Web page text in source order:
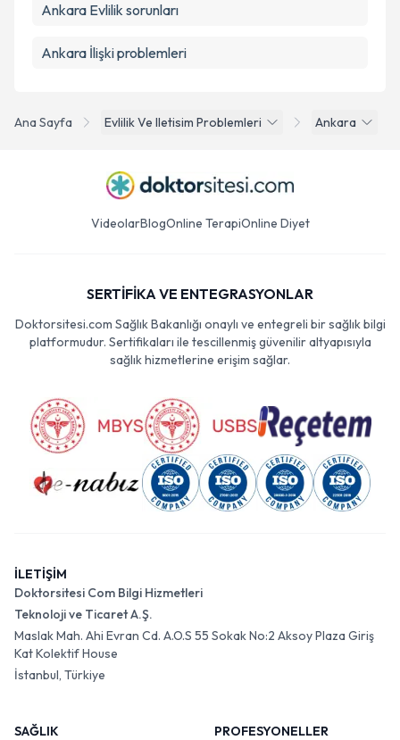
Ana Sayfa Evlilik Ve Iletisim Problemleri Ankara
Ankara Evlilik sorunları
Ankara İlişki problemleri
VideolarBlogOnline TerapiOnline Diyet
SERTİFİKA VE ENTEGRASYONLAR
Doktorsitesi.com Sağlık Bakanlığı onaylı ve entegreli bir sağlık bilgi
platformudur. Sertifikaları ile tescillenmiş güvenilir altyapısıyla
sağlık hizmetlerine erişim sağlar.
İLETİŞİM
Doktorsitesi Com Bilgi Hizmetleri
Teknoloji ve Ticaret A.Ş.
Maslak Mah. Ahi Evran Cd. A.O.S 55 Sokak No:2 Aksoy Plaza Giriş
Kat Kolektif House
İstanbul, Türkiye
SAĞLIK
PROFESYONELLER